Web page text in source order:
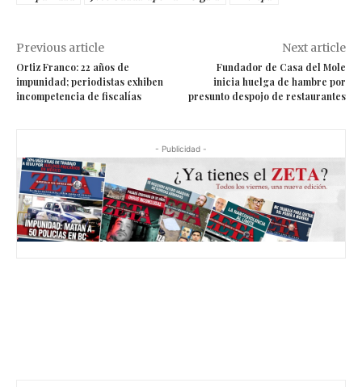
Previous article
Ortiz Franco: 22 años de
impunidad; periodistas exhiben
incompetencia de fiscalías
Next article
Fundador de Casa del Mole
inicia huelga de hambre por
presunto despojo de restaurantes
- Publicidad -